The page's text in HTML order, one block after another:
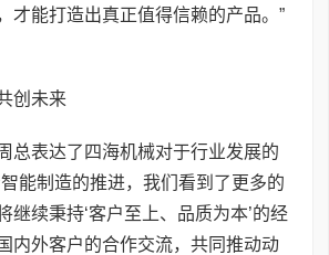
才能打造出真正值得信赖的产品。”
创未来
总表达了四海机械对于行业发展的
能制造的推进，我们看到了更多的
继续秉持‘客户至上、品质为本’的经
内外客户的合作交流，共同推动动